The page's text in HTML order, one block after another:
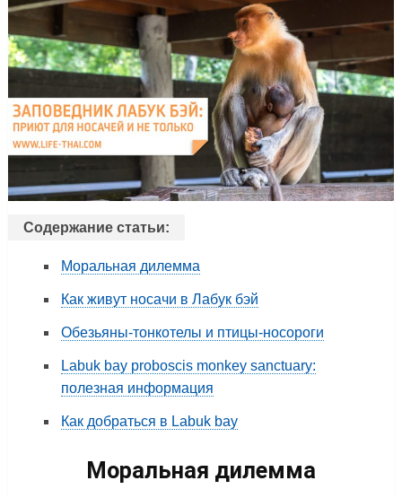
Содержание статьи:
Моральная дилемма
Как живут носачи в Лабук бэй
Обезьяны-тонкотелы и птицы-носороги
Labuk bay proboscis monkey sanctuary:
полезная информация
Как добраться в Labuk bay
Моральная дилемма